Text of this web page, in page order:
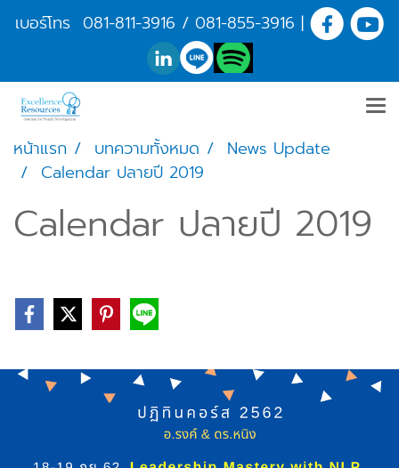
เบอร์โทร 081-811-3916 / 081-855-3916 |
หน้าแรก บทความทั้งหมด
News Update
Calendar ปลายปี 2019
Calendar ปลายปี 2019